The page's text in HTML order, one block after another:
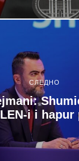
СЛЕДНО
i i hapur